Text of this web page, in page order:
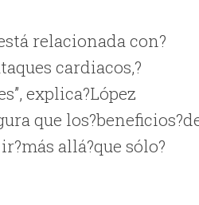
relacionada con?
cardiacos,?
explica?López
que
allá?que sólo?